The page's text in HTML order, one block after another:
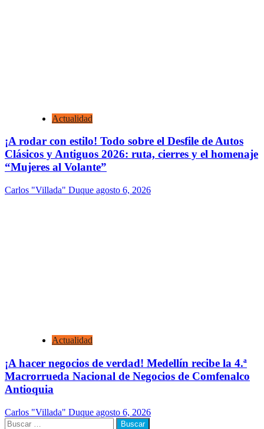
Actualidad
¡A rodar con estilo! Todo sobre el Desfile de Autos
Clásicos y Antiguos 2026: ruta, cierres y el homenaje
“Mujeres al Volante”
Carlos "Villada" Duque agosto 6, 2026
Actualidad
¡A hacer negocios de verdad! Medellín recibe la 4.ª
Macrorrueda Nacional de Negocios de Comfenalco
Antioquia
Carlos "Villada" Duque agosto 6, 2026
Buscar: